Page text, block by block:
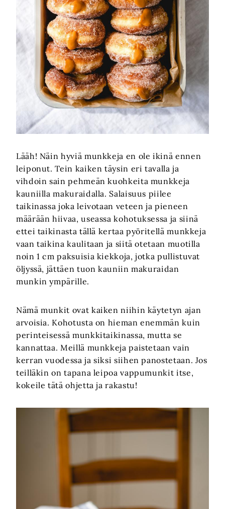
Lääh! Näin hyviä munkkeja en ole ikinä ennen
leiponut. Tein kaiken täysin eri tavalla ja
vihdoin sain pehmeän kuohkeita munkkeja
kauniilla makuraidalla. Salaisuus piilee
taikinassa joka leivotaan veteen ja pieneen
määrään hiivaa, useassa kohotuksessa ja siinä
ettei taikinasta tällä kertaa pyöritellä munkkeja
vaan taikina kaulitaan ja siitä otetaan muotilla
noin 1 cm paksuisia kiekkoja, jotka pullistuvat
öljyssä, jättäen tuon kauniin makuraidan
munkin ympärille.
Nämä munkit ovat kaiken niihin käytetyn ajan
arvoisia. Kohotusta on hieman enemmän kuin
perinteisessä munkkitaikinassa, mutta se
kannattaa. Meillä munkkeja paistetaan vain
kerran vuodessa ja siksi siihen panostetaan. Jos
teilläkin on tapana leipoa vappumunkit itse,
kokeile tätä ohjetta ja rakastu!